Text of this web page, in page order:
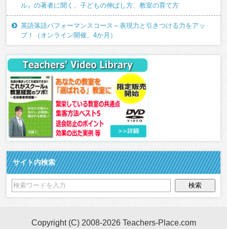
ル』の著者に聞く、子どもの伸ばし方、教室の育て方
英語落語パフォーマンスコース～表現力と引きつける力をアッ
プ！（オンライン開催、4か月）
サイト内検索
Copyright (C) 2008-2026 Teachers-Place.com